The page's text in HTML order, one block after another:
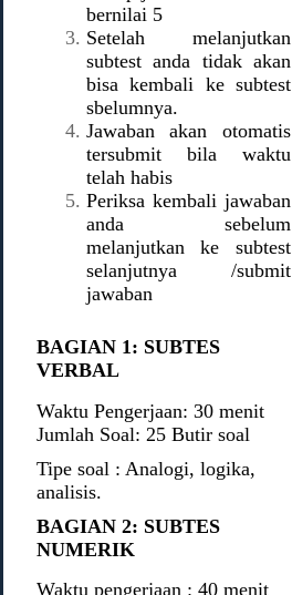
bernilai 5
Setelah melanjutkan
subtest anda tidak akan
bisa kembali ke subtest
sbelumnya.
Jawaban akan otomatis
tersubmit bila waktu
telah habis
Periksa kembali jawaban
anda sebelum
melanjutkan ke subtest
selanjutnya /submit
jawaban
BAGIAN 1: SUBTES
VERBAL
Waktu Pengerjaan: 30 menit
Jumlah Soal: 25 Butir soal
Tipe soal : Analogi, logika,
analisis.
BAGIAN 2: SUBTES
NUMERIK
Waktu pengerjaan : 40 menit